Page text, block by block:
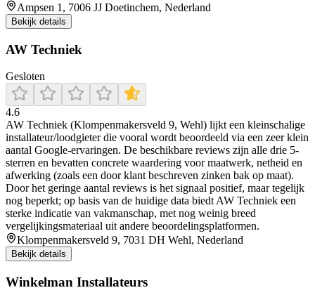
Ampsen 1, 7006 JJ Doetinchem, Nederland
Bekijk details
AW Techniek
Gesloten
4.6
AW Techniek (Klompenmakersveld 9, Wehl) lijkt een kleinschalige
installateur/loodgieter die vooral wordt beoordeeld via een zeer klein
aantal Google-ervaringen. De beschikbare reviews zijn alle drie 5-
sterren en bevatten concrete waardering voor maatwerk, netheid en
afwerking (zoals een door klant beschreven zinken bak op maat).
Door het geringe aantal reviews is het signaal positief, maar tegelijk
nog beperkt; op basis van de huidige data biedt AW Techniek een
sterke indicatie van vakmanschap, met nog weinig breed
vergelijkingsmateriaal uit andere beoordelingsplatformen.
Klompenmakersveld 9, 7031 DH Wehl, Nederland
Bekijk details
Winkelman Installateurs